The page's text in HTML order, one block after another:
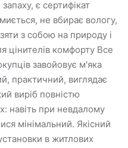
є сертифікат
не вбирає вологу,
з собою на природу і
цінителів комфорту Все
завойовує м'яка
практичний, виглядає
виріб повністю
навіть при невдалому
мінімальний. Якісний
в житлових